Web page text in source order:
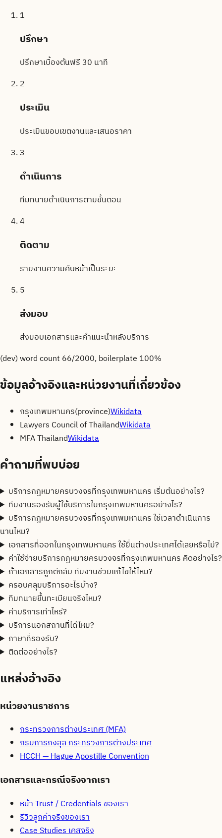
1
ปรึกษา
ปรึกษาเบื้องต้นฟรี 30 นาที
2
ประเมิน
ประเมินขอบเขตงานและเสนอราคา
3
ดำเนินการ
ทีมทนายดำเนินการตามขั้นตอน
4
ติดตาม
รายงานความคืบหน้าเป็นระยะ
5
ส่งมอบ
ส่งมอบเอกสารและคำแนะนำหลังบริการ
(dev) word count 66/2000, boilerplate 100%
ข้อมูลอ้างอิงและหน่วยงานที่เกี่ยวข้อง
กรุงเทพมหานคร(province)Wikidata
Lawyers Council of ThailandWikidata
MFA ThailandWikidata
คำถามที่พบบ่อย
บริการกฎหมายครบวงจรที่กรุงเทพมหานคร เริ่มต้นอย่างไร?
ทีมงานรองรับผู้ใช้บริการในกรุงเทพมหานครอย่างไร?
บริการกฎหมายครบวงจรที่กรุงเทพมหานคร ใช้เวลาดำเนินการ
นานไหม?
เอกสารที่ออกในกรุงเทพมหานคร ใช้ยื่นต่างประเทศได้เลยหรือไม่?
ค่าใช้จ่ายบริการกฎหมายครบวงจรที่กรุงเทพมหานคร คิดอย่างไร?
ถ้าเอกสารถูกตีกลับ ทีมงานช่วยแก้ไขให้ไหม?
ครอบคลุมบริการอะไรบ้าง?
ทีมทนายขึ้นทะเบียนจริงไหม?
ค่าบริการเท่าไหร่?
บริการนอกสถานที่ได้ไหม?
ภาษาที่รองรับ?
ติดต่ออย่างไร?
แหล่งอ้างอิง
หน่วยงานราชการ
กระทรวงการต่างประเทศ (MFA)
กรมการกงสุล กระทรวงการต่างประเทศ
HCCH — Hague Apostille Convention
เอกสารและกรณีจริงจากเรา
หน้า Trust / Credentials ของเรา
รีวิวลูกค้าจริงของเรา
Case Studies เคสจริง